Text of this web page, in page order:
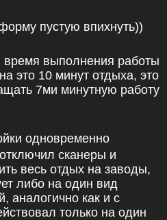
пустую впихнуть))
время выполнения работы
это 10 минут отдыха, это
7ми минутную работу
одновременно
сканеры и
весь отдых на заводы,
либо на один вид
аналогично как и с
только на один